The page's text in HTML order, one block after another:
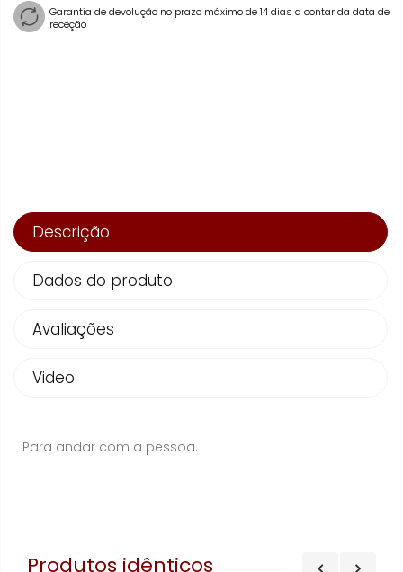
Garantia de devolução no prazo máximo de 14 dias a contar da data de
receção
Descrição
Dados do produto
Avaliações
Video
Para andar com a pessoa.
Produtos idênticos